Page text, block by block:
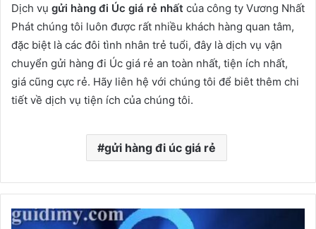
Dịch vụ gửi hàng đi Úc giá rẻ nhất của công ty Vương Nhất
Phát chúng tôi luôn được rất nhiều khách hàng quan tâm,
đặc biệt là các đôi tình nhân trẻ tuổi, đây là dịch vụ vận
chuyển gửi hàng đi Úc giá rẻ an toàn nhất, tiện ích nhất,
giá cũng cực rẻ. Hãy liên hệ với chúng tôi để biêt thêm chi
tiết về dịch vụ tiện ích của chúng tôi.
gửi hàng đi úc giá rẻ